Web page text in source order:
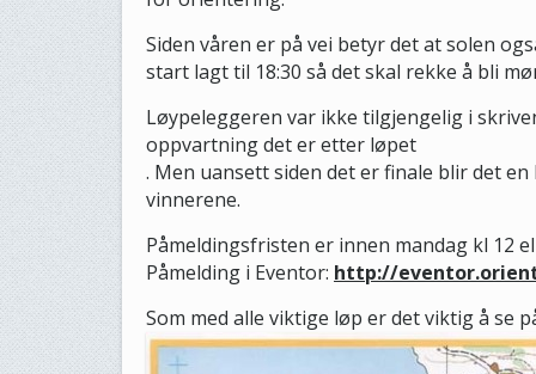
Siden våren er på vei betyr det at solen
start lagt til 18:30 så det skal rekke å bli
Løypeleggeren var ikke tilgjengelig i
oppvartning det er etter løpet
. Men uansett siden det er finale blir det
vinnerene.
Påmeldingsfristen er innen mandag kl 12
Påmelding i Eventor: http://
Som med alle viktige løp er det viktig å se